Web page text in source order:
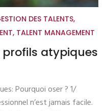
DES TALENTS,
, TALENT MANAGEMENT
atypiques
Pourquoi oser ? 1/
n’est jamais facile.